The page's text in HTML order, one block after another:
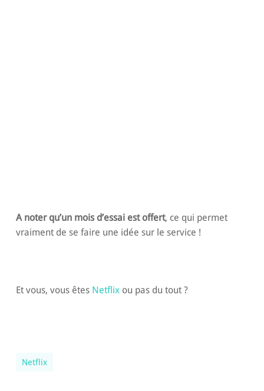
A noter qu’un mois d’essai est offert, ce qui permet
vraiment de se faire une idée sur le service !
Et vous, vous êtes Netflix ou pas du tout ?
Netflix